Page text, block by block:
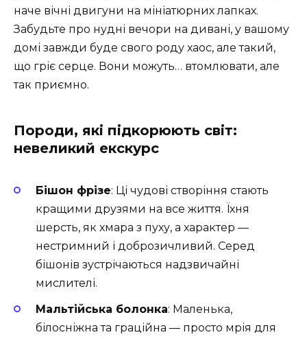
наче вічні двигуни на мініатюрних лапках.
Забудьте про нудні вечори на дивані, у вашому
домі завжди буде свого роду хаос, але такий,
що гріє серце. Вони можуть… втомлювати, але
так приємно.
Породи, які підкорюють світ:
невеликий екскурс
Бішон фрізе: Ці чудові створіння стають
кращими друзями на все життя. Їхня
шерсть, як хмара з пуху, а характер —
нестримний і доброзичливий. Серед
бішонів зустрічаються надзвичайні
мислителі.
Мальтійська болонка: Маленька,
білосніжна та граційна — просто мрія для